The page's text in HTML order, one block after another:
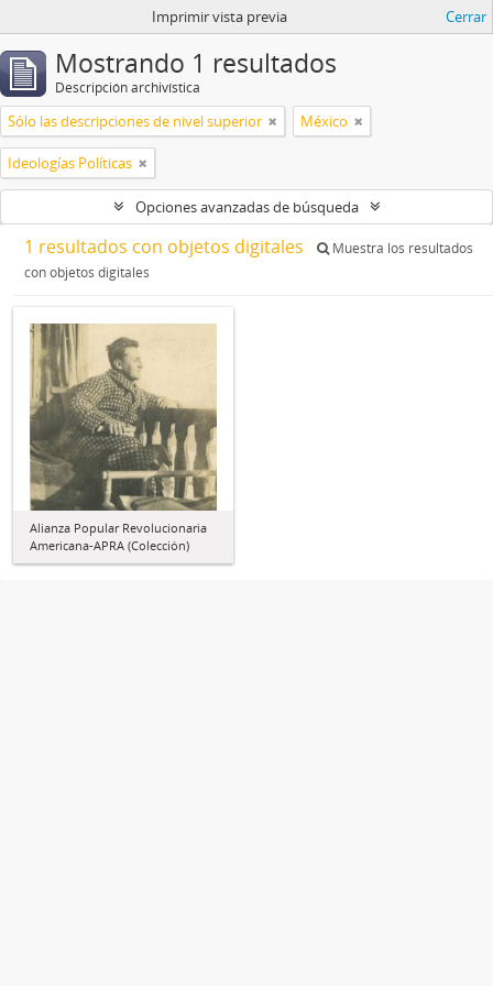
Imprimir vista previa Cerrar
Mostrando 1 resultados
Descripción archivística
Sólo las descripciones de nivel superior México
Ideologías Políticas
Opciones avanzadas de búsqueda
1 resultados con objetos digitales
Muestra los resultados
con objetos digitales
Alianza Popular Revolucionaria
Americana-APRA (Colección)